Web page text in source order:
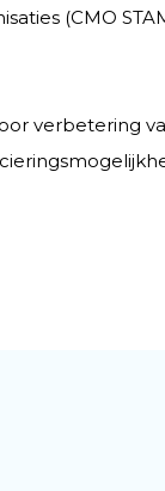
(CMO
verbetering